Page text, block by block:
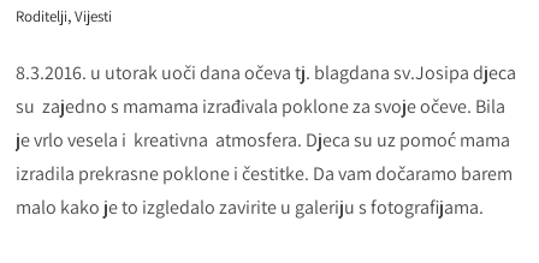
Roditelji,Vijesti
8.3.2016. u utorak uoči dana očeva tj. blagdana sv.Josipa djeca
su zajedno s mamama izrađivala poklone za svoje očeve. Bila
je vrlo vesela i kreativna atmosfera. Djeca su uz pomoć mama
izradila prekrasne poklone i čestitke. Da vam dočaramo barem
malo kako je to izgledalo zavirite u galeriju s fotografijama.